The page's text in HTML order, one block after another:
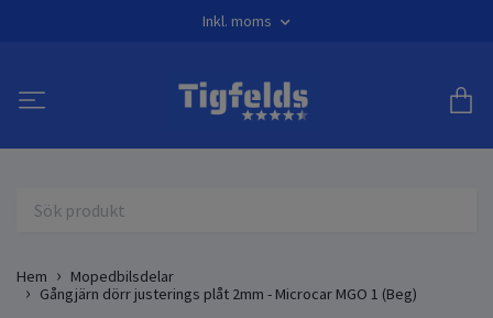
Inkl. moms
Hem
Mopedbilsdelar
Gångjärn dörr justerings plåt 2mm - Microcar MGO 1 (Beg)